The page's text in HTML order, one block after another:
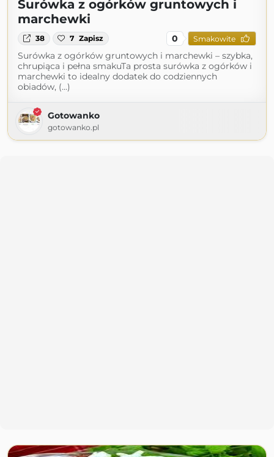
Surówka z ogórków gruntowych i
marchewki
38 7 Zapisz 0 Smakowite
Surówka z ogórków gruntowych i marchewki – szybka,
chrupiąca i pełna smakuTa prosta surówka z ogórków i
marchewki to idealny dodatek do codziennych
obiadów, (...)
Gotowanko
gotowanko.pl